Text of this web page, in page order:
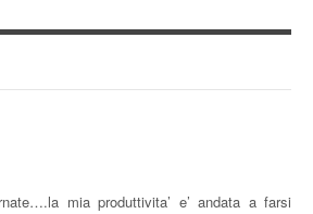
mia produttivita’ e’ andata a farsi